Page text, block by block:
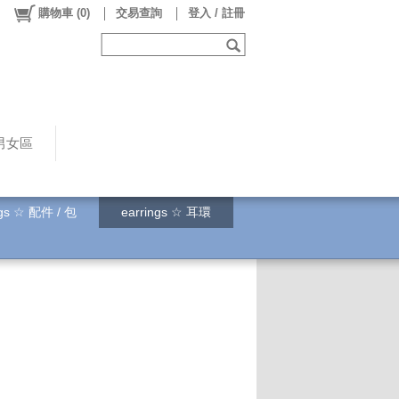
女區
購物車 (0) 交易查詢 登入 / 註冊
☆ 配件 / 包 earrings ☆ 耳環